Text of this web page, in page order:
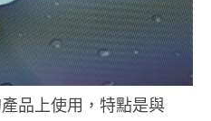
品上使用，特點是與